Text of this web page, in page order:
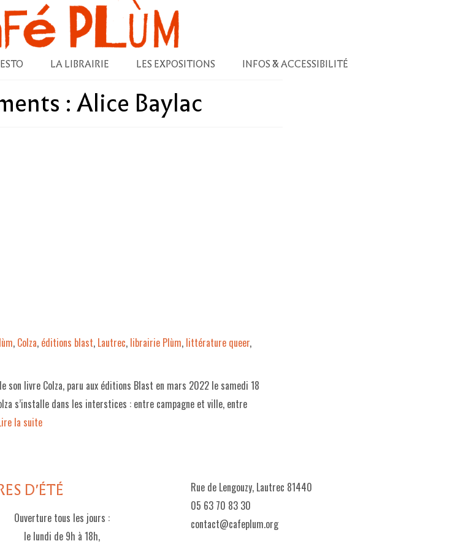
LA LIBRAIRIE LES EXPOSITIONS INFOS & ACCESSIBILITÉ
:Alice Baylac
, Colza, éditions blast, Lautrec, librairie Plùm, littérature queer,
son livre Colza, paru aux éditions Blast en mars 2022 le samedi 18
s’installe dans les interstices : entre campagne et ville, entre
la suite­­
D'ÉTÉ
Ouverture tous les jours :
le lundi de 9h à 18h,
Rue de Lengouzy, Lautrec 81440
05 63 70 83 30
contact@cafeplum.org